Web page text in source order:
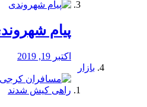
پیام
اکتبر 19, 2019
بازار